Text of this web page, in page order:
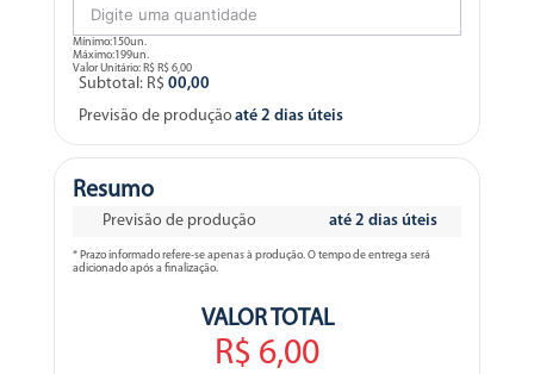
Mínimo:150un.
Máximo:199un.
Valor Unitário: R$ R$ 6,00
Subtotal: R$ 00,00
Previsão de produção até 2 dias úteis
Resumo
Previsão de produção até 2 dias úteis
* Prazo informado refere-se apenas à produção. O tempo de entrega será
adicionado após a finalização.
VALOR TOTAL
R$ 6,00